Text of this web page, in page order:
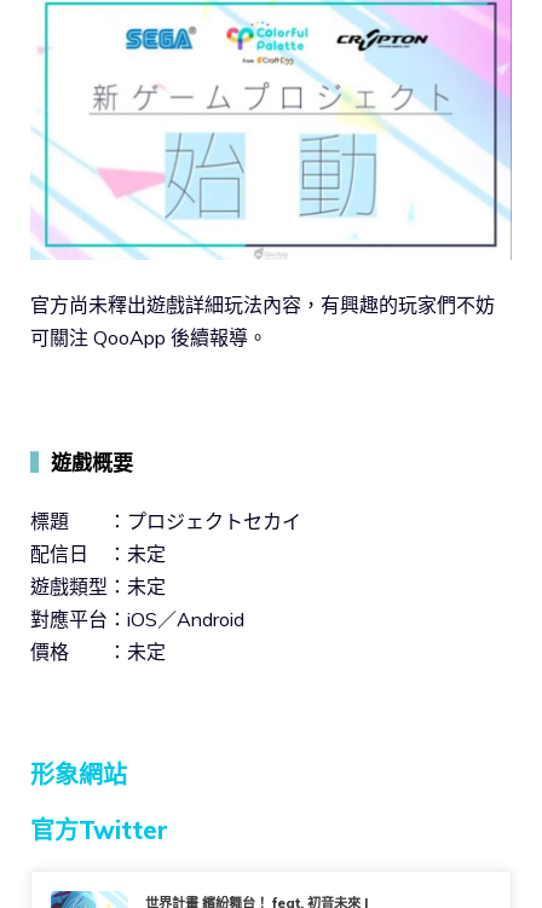
官方尚未釋出遊戲詳細玩法內容，有興趣的玩家們不妨
可關注 QooApp 後續報導。
遊戲概要
標題 ：プロジェクトセカイ
配信日 ：未定
遊戲類型：未定
對應平台：iOS／Android
價格 ：未定
形象網站
官方Twitter
世界計畫 繽紛舞台！ feat. 初音未來 |